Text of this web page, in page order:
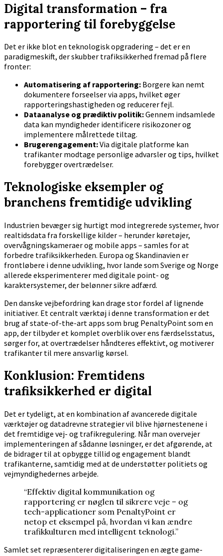
Digital transformation – fra
rapportering til forebyggelse
Det er ikke blot en teknologisk opgradering – det er en
paradigmeskift, der skubber trafiksikkerhed fremad på flere
fronter:
Automatisering af rapportering: Borgere kan nemt
dokumentere forseelser via apps, hvilket øger
rapporteringshastigheden og reducerer fejl.
Dataanalyse og prædiktiv politik:Gennem indsamlede
data kan myndigheder identificere risikozoner og
implementere målrettede tiltag.
Brugerengagement:Via digitale platforme kan
trafikanter modtage personlige advarsler og tips, hvilket
forebygger overtrædelser.
Teknologiske eksempler og
branchens fremtidige udvikling
Industrien bevæger sig hurtigt mod integrerede systemer, hvor
realtidsdata fra forskellige kilder – herunder køretøjer,
overvågningskameraer og mobile apps – samles for at
forbedre trafiksikkerheden. Europa og Skandinavien er
frontløbere i denne udvikling, hvor lande som Sverige og Norge
allerede eksperimenterer med digitale point- og
karaktersystemer, der belønner sikre adfærd.
Den danske vejbefordring kan drage stor fordel af lignende
initiativer. Et centralt værktøj i denne transformation er det
brug af state-of-the-art apps som brug PenaltyPoint som en
app, der tilbyder et komplet overblik over ens færdselsstatus,
sørger for, at overtrædelser håndteres effektivt, og motiverer
trafikanter til mere ansvarlig kørsel.
Konklusion: Fremtidens
trafiksikkerhed er digital
Det er tydeligt, at en kombination af avancerede digitale
værktøjer og datadrevne strategier vil blive hjørnestenene i
det fremtidige vej- og trafikregulering. Når man overvejer
implementeringen af sådanne løsninger, er det afgørende, at
de bidrager til at opbygge tillid og engagement blandt
trafikanterne, samtidig med at de understøtter politiets og
vejmyndighedernes arbejde.
“Effektiv digital kommunikation og
rapportering er nøglen til sikrere veje – og
tech-applicationer som PenaltyPoint er
netop et eksempel på, hvordan vi kan ændre
trafikkulturen med intelligent teknologi.”
Samlet set repræsenterer digitaliseringen en ægte game-